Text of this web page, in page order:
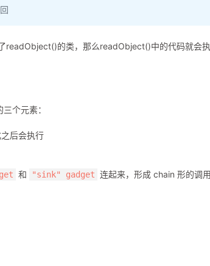
readObject()的类，那么readObject()中的代码就会执
个元素：
后会执行
和 "sink" gadget 连起来，形成 chain 形的调